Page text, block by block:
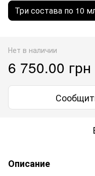
Три состава по 10
Нет в наличии
6 750.00 грн
Описание